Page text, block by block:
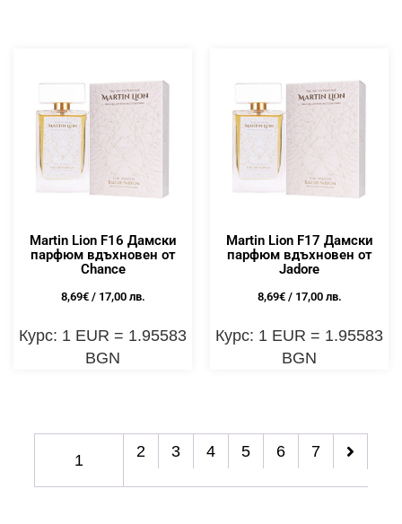
Martin Lion F16 Дамски
парфюм вдъхновен от
Chance
8,69€/ 17,00 лв.
Курс: 1 EUR = 1.95583
BGN
Martin Lion F17 Дамски
парфюм вдъхновен от
Jadore
8,69€/ 17,00 лв.
Курс: 1 EUR = 1.95583
BGN
1 2 3 4 5 6 7